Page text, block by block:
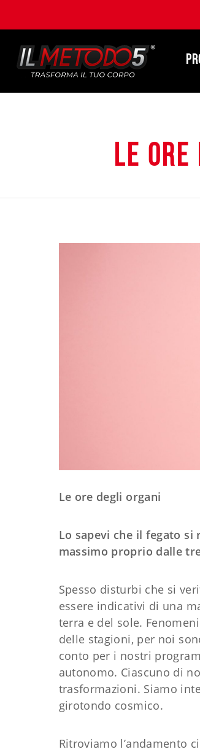
Le
Le ore degli organi
Lo sapevi che il fegato si
massimo proprio dalle
Spesso disturbi che si
essere indicativi di una
terra e del sole.
delle stagioni, per noi
conto per i nostri
autonomo. Ciascuno di
trasformazioni. Siamo
girotondo cosmico.
Ritroviamo l’andamento